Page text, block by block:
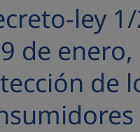
ley
de enero,
de